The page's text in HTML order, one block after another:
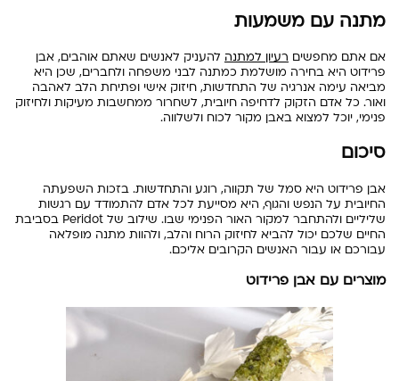
מתנה עם משמעות
אם אתם מחפשים רעיון למתנה להעניק לאנשים שאתם אוהבים, אבן
פרידוט היא בחירה מושלמת כמתנה לבני משפחה ולחברים, שכן היא
מביאה עימה אנרגיה של התחדשות, חיזוק אישי ופתיחת הלב לאהבה
ואור. כל אדם הזקוק לדחיפה חיובית, לשחרור ממחשבות מעיקות ולחיזוק
פנימי, יוכל למצוא באבן מקור לכוח ולשלווה.
סיכום
אבן פרידוט היא סמל של תקווה, רוגע והתחדשות. בזכות השפעתה
החיובית על הנפש והגוף, היא מסייעת לכל אדם להתמודד עם רגשות
שליליים ולהתחבר למקור האור הפנימי שבו. שילוב של Peridot בסביבת
החיים שלכם יכול להביא לחיזוק הרוח והלב, ולהוות מתנה מופלאה
עבורכם או עבור האנשים הקרובים אליכם.
מוצרים עם אבן פרידוט